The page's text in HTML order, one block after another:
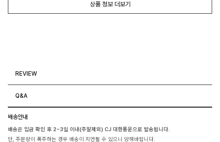
상품 정보 더보기
REVIEW
Q&A
배송안내
배송은 입금 확인 후 2~3일 이내(주말제외) CJ 대한통운으로 발송됩니다.
단, 주문량이 폭주하는 경우 배송이 지연될 수 있으니 양해바랍니다.